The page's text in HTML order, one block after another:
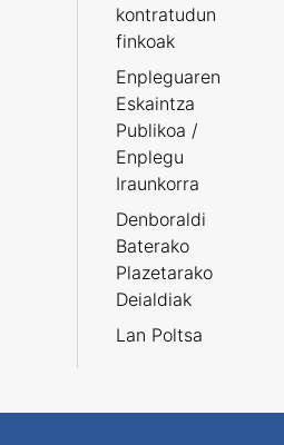
kontratudun
finkoak
Enpleguaren
Eskaintza
Publikoa /
Enplegu
Iraunkorra
Denboraldi
Baterako
Plazetarako
Deialdiak
Lan Poltsa